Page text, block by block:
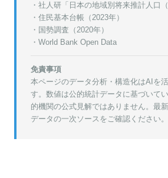
・ 社人研「日本の地域別将来推計人口
・ 住民基本台帳（2023年）
・ 国勢調査（2020年）
・World Bank Open Data
免責事項
本ページのデータ分析・構造化はAIを
す。数値は公的統計データに基づいて
的機関の公式見解ではありません。最
データの一次ソースをご確認ください。